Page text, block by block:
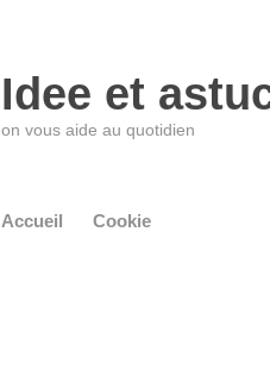
Idee et
on vous aide au quotidien
Accueil Cookie